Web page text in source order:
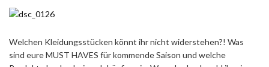
Welchen Kleidungsstücken könnt ihr nicht widerstehen?! Was
sind eure MUST HAVES für kommende Saison und welche